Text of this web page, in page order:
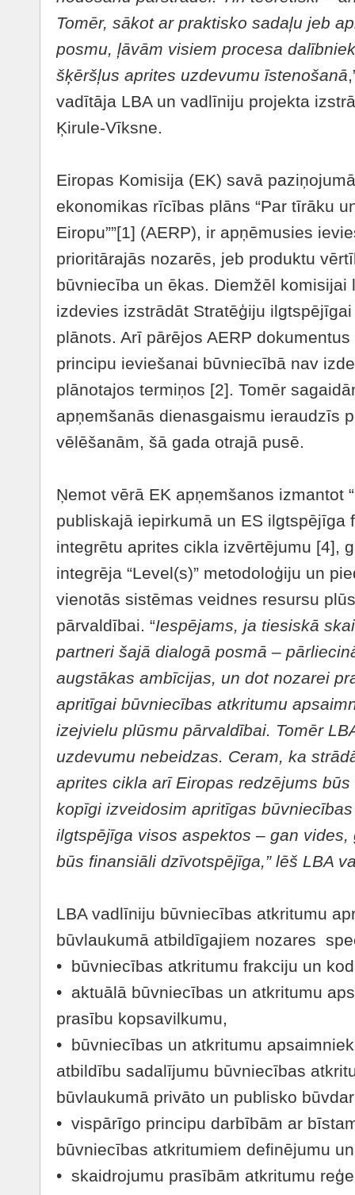
Tomēr, sākot ar praktisko sadaļu jeb
posmu, ļāvām visiem procesa
šķēršļus aprites uzdevumu īstenošanā
vadītāja LBA un vadlīniju projekta
Ķirule-Vīksne.
Eiropas Komisija (EK) savā
ekonomikas rīcības plāns “Par tīrāku
Eiropu””[1] (AERP), ir apņēmusies
prioritārajās nozarēs, jeb produktu
būvniecība un ēkas. Diemžēl komisijai
izdevies izstrādāt Stratēģiju
plānots. Arī pārējos AERP
principu ieviešanai būvniecībā nav
plānotajos termiņos [2]. Tomēr
apņemšanās dienasgaismu ieraudzīs
vēlēšanām, šā gada otrajā pusē.
Ņemot vērā EK apņemšanos izmantot
publiskajā iepirkumā un ES ilgtspējīga
integrētu aprites cikla izvērtējumu [4],
integrēja “Level(s)” metodoloģiju un
vienotās sistēmas veidnes resursu
pārvaldībai. “Iespējams, ja tiesiskā
partneri šajā dialogā posmā –
augstākas ambīcijas, un dot nozarei
apritīgai būvniecības atkritumu
izejvielu plūsmu pārvaldībai. Tomēr
uzdevumu nebeidzas. Ceram, ka
aprites cikla arī Eiropas redzējums būs
kopīgi izveidosim apritīgas būvniecī
ilgtspējīga visos aspektos – gan vides,
būs finansiāli dzīvotspējīga,” lēš LBA
LBA vadlīniju būvniecības atkritumu
būvlaukumā atbildīgajiem nozares
• būvniecības atkritumu frakciju un
• aktuālā būvniecības un atkritumu
prasību kopsavilkumu,
• būvniecības un atkritumu
atbildību sadalījumu būvniecības
būvlaukumā privāto un publisko
• vispārīgo principu darbībām ar
būvniecības atkritumiem definējumu
• skaidrojumu prasībām atkritumu